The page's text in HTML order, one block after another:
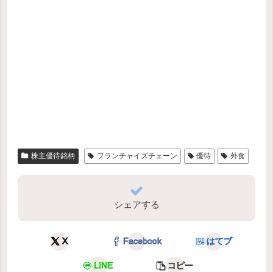
株主優待銘柄 フランチャイズチェーン 優待 外食
シェアする
X Facebook はてブ
LINE コピー